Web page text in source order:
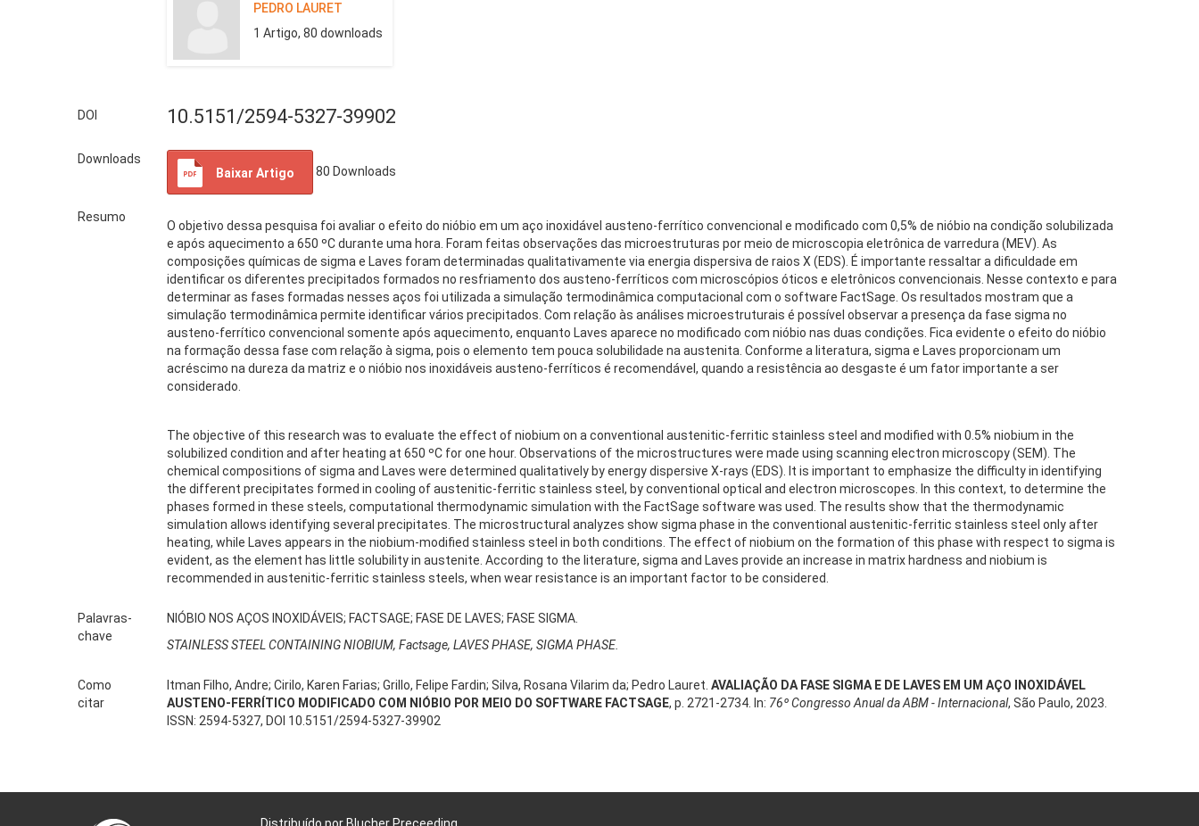
PEDRO LAURET
1 Artigo, 80 downloads
DOI 10.5151/2594-5327-39902
Downloads
Baixar Artigo
80 Downloads
Resumo
O objetivo dessa pesquisa foi avaliar o efeito do nióbio em um aço inoxidável austeno-ferrítico convencional e modificado com 0,5% de nióbio na condição solubilizada
e após aquecimento a 650 ºC durante uma hora. Foram feitas observações das microestruturas por meio de microscopia eletrônica de varredura (MEV). As
composições químicas de sigma e Laves foram determinadas qualitativamente via energia dispersiva de raios X (EDS). É importante ressaltar a dificuldade em
identificar os diferentes precipitados formados no resfriamento dos austeno-ferríticos com microscópios óticos e eletrônicos convencionais. Nesse contexto e para
determinar as fases formadas nesses aços foi utilizada a simulação termodinâmica computacional com o software FactSage. Os resultados mostram que a
simulação termodinâmica permite identificar vários precipitados. Com relação às análises microestruturais é possível observar a presença da fase sigma no
austeno-ferrítico convencional somente após aquecimento, enquanto Laves aparece no modificado com nióbio nas duas condições. Fica evidente o efeito do nióbio
na formação dessa fase com relação à sigma, pois o elemento tem pouca solubilidade na austenita. Conforme a literatura, sigma e Laves proporcionam um
acréscimo na dureza da matriz e o nióbio nos inoxidáveis austeno-ferríticos é recomendável, quando a resistência ao desgaste é um fator importante a ser
considerado.
The objective of this research was to evaluate the effect of niobium on a conventional austenitic-ferritic stainless steel and modified with 0.5% niobium in the
solubilized condition and after heating at 650 ºC for one hour. Observations of the microstructures were made using scanning electron microscopy (SEM). The
chemical compositions of sigma and Laves were determined qualitatively by energy dispersive X-rays (EDS). It is important to emphasize the difficulty in identifying
the different precipitates formed in cooling of austenitic-ferritic stainless steel, by conventional optical and electron microscopes. In this context, to determine the
phases formed in these steels, computational thermodynamic simulation with the FactSage software was used. The results show that the thermodynamic
simulation allows identifying several precipitates. The microstructural analyzes show sigma phase in the conventional austenitic-ferritic stainless steel only after
heating, while Laves appears in the niobium-modified stainless steel in both conditions. The effect of niobium on the formation of this phase with respect to sigma is
evident, as the element has little solubility in austenite. According to the literature, sigma and Laves provide an increase in matrix hardness and niobium is
recommended in austenitic-ferritic stainless steels, when wear resistance is an important factor to be considered.
Palavras-
chave
NIÓBIO NOS AÇOS INOXIDÁVEIS; FACTSAGE; FASE DE LAVES; FASE SIGMA.
STAINLESS STEEL CONTAINING NIOBIUM, Factsage, LAVES PHASE, SIGMA PHASE.
Como
citar
Itman Filho, Andre; Cirilo, Karen Farias; Grillo, Felipe Fardin; Silva, Rosana Vilarim da; Pedro Lauret. AVALIAÇÃO DA FASE SIGMA E DE LAVES EM UM AÇO INOXIDÁVEL
AUSTENO-FERRÍTICO MODIFICADO COM NIÓBIO POR MEIO DO SOFTWARE FACTSAGE, p. 2721-2734. In: 76º Congresso Anual da ABM - Internacional, São Paulo, 2023.
ISSN: 2594-5327, DOI 10.5151/2594-5327-39902